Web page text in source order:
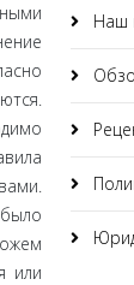
или
Наш